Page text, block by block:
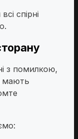
спірні
з помилкою,
мають